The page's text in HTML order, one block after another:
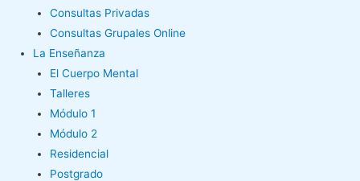
Consultas Privadas
Consultas Grupales Online
La Enseñanza
El Cuerpo Mental
Talleres
Módulo 1
Módulo 2
Residencial
Postgrado